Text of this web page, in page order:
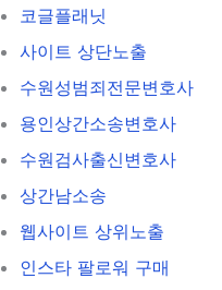
코글플래닛
사이트 상단노출
수원성범죄전문변호사
용인상간소송변호사
수원검사출신변호사
상간남소송
웹사이트 상위노출
인스타 팔로워 구매